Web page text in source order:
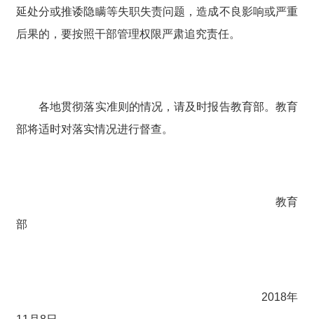
延处分或推诿隐瞒等失职失责问题，造成不良影响或严重
后果的，要按照干部管理权限严肃追究责任。
各地贯彻落实准则的情况，请及时报告教育部。教育
部将适时对落实情况进行督查。
教育
部
2018年